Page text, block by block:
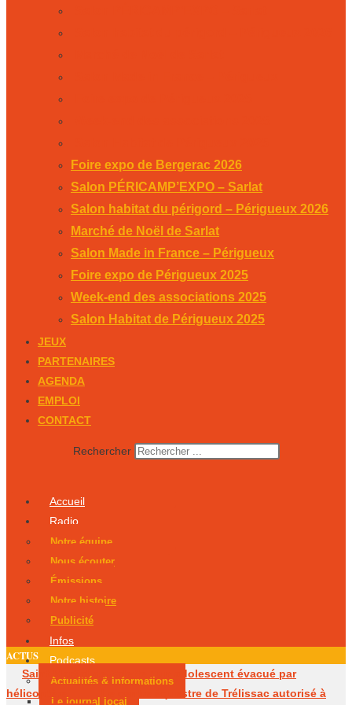
Foire expo de Bergerac 2026
Salon PÉRICAMP’EXPO – Sarlat
Salon habitat du périgord – Périgueux 2026
Marché de Noël de Sarlat
Salon Made in France – Périgueux
Foire expo de Périgueux 2025
Week-end des associations 2025
Salon Habitat de Périgueux 2025
JEUX
PARTENAIRES
AGENDA
EMPLOI
CONTACT
Rechercher
Accueil
Radio
Notre équipe
Nous écouter
Émissions
Notre histoire
Publicité
Infos
Podcasts
Actualités & Informations
Le journal local
ACTUS
Saint-Martial-de-Valette : un adolescent évacué par
hélicoptère
Le centre équestre de Trélissac autorisé à